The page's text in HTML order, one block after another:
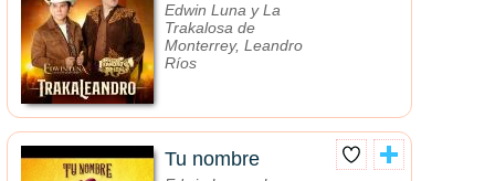
Edwin Luna y La
Trakalosa de
Monterrey, Leandro
Ríos
Tu nombre